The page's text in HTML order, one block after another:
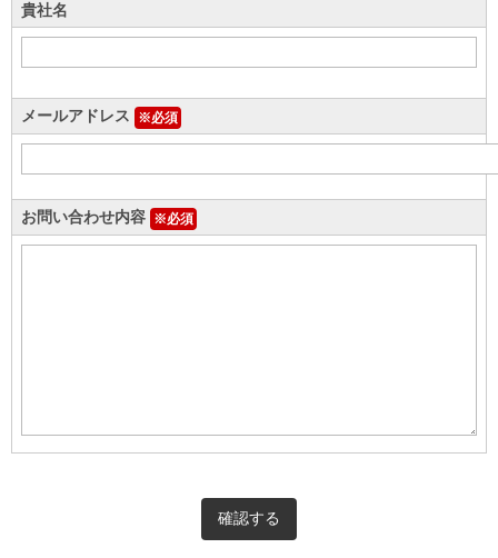
貴社名
メールアドレス ※必須
お問い合わせ内容 ※必須